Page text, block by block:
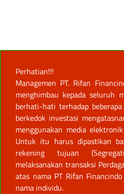
Perhatian!!!
Managemen PT. Rifan
menghimbau kepada seluruh
berhati-hati terhadap
berkedok investasi
menggunakan media
Untuk itu harus dipastikan
rekening tujuan
melaksanakan transaksi
atas nama PT Rifan
nama individu.